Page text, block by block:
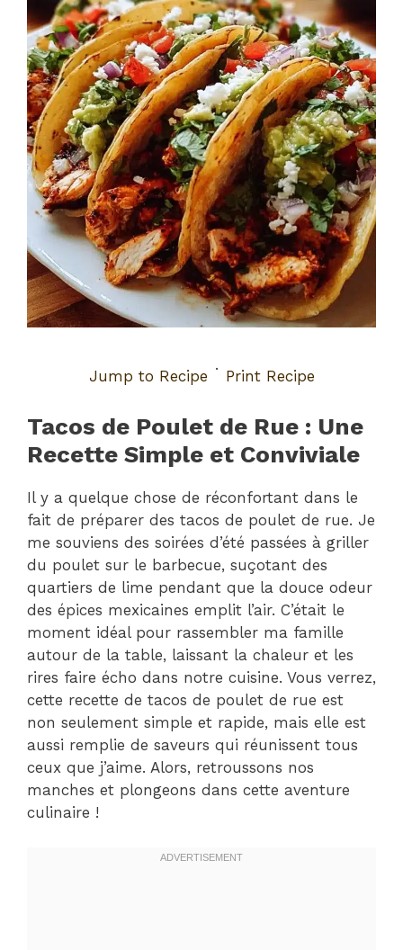
Jump to Recipe · Print Recipe
Tacos de Poulet de Rue : Une
Recette Simple et Conviviale
Il y a quelque chose de réconfortant dans le
fait de préparer des tacos de poulet de rue. Je
me souviens des soirées d’été passées à griller
du poulet sur le barbecue, suçotant des
quartiers de lime pendant que la douce odeur
des épices mexicaines emplit l’air. C’était le
moment idéal pour rassembler ma famille
autour de la table, laissant la chaleur et les
rires faire écho dans notre cuisine. Vous verrez,
cette recette de tacos de poulet de rue est
non seulement simple et rapide, mais elle est
aussi remplie de saveurs qui réunissent tous
ceux que j’aime. Alors, retroussons nos
manches et plongeons dans cette aventure
culinaire !